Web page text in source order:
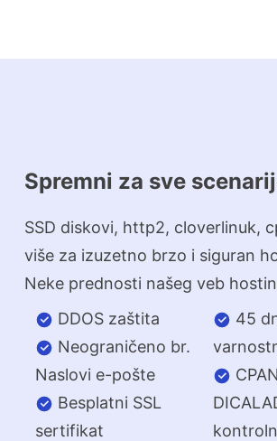
Spremni za sve
SSD diskovi, http2, cloverlinuk,
više za izuzetno brzo i siguran
Neke prednosti našeg veb
DDOS zaštita
Neograničeno br.
Naslovi e-pošte
Besplatni SSL
sertifikat
45